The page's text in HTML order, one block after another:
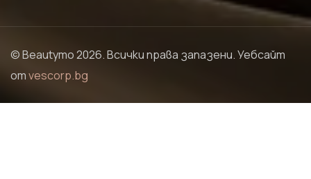
© Beautymo 2026. Всички права запазени. Уебсайт
отvescorp.bg